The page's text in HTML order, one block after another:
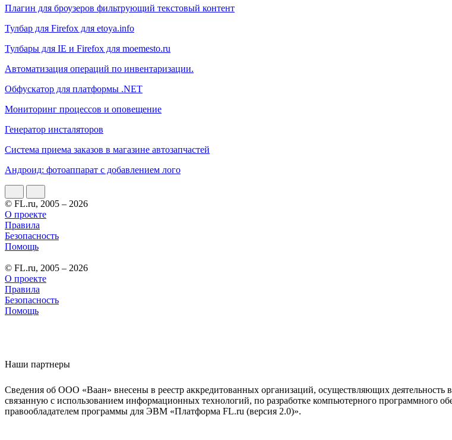
Плагин для броузеров фильтрующий текстовый контент
Тулбар для Firefox для etoya.info
Тулбары для IE и Firefox для moemesto.ru
Автоматизация операций по инвентаризации.
Обфускатор для платформы .NET
Мониторинг процессов и оповещение
Генератор инсталяторов
Система приема заказов в магазине автозапчастей
Андроид: фотоаппарат с добавлением лого
© FL.ru, 2005 – 2026
О проекте
Правила
Безопасность
Помощь
© FL.ru, 2005 – 2026
О проекте
Правила
Безопасность
Помощь
Наши партнеры
Сведения об ООО «Ваан» внесены в реестр аккредитованных организаций, осуществляющих
связанную с использованием информационных технологий, по разработке компьютерного программного
правообладателем программы для ЭВМ «Платформа FL.ru (версия 2.0)».